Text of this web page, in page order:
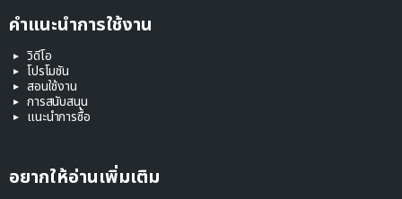
คำแนะนำการใช้งาน
วิดีโอ
โปรโมชัน
สอนใช้งาน
การสนับสนุน
แนะนำการซื้อ
อยากให้อ่านเพิ่มเติม